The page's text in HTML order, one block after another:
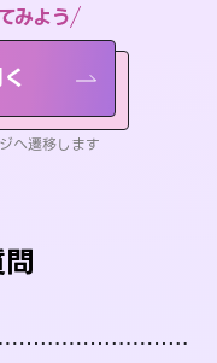
みよう
へ遷移します